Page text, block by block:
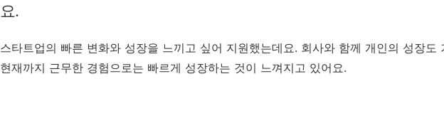
요.
스타트업의 빠른 변화와 성장을 느끼고 싶어 지원했는데요. 회사와 함께 개인의 성장도
현재까지 근무한 경험으로는 빠르게 성장하는 것이 느껴지고 있어요.